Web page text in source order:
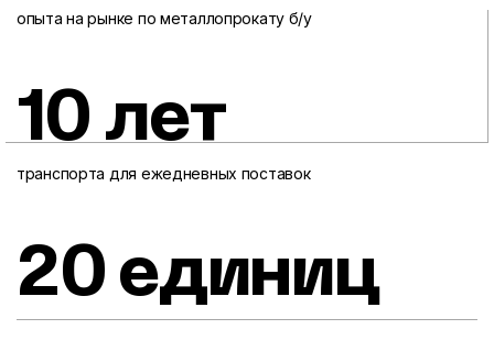
опыта на рынке по металлопрокату б/у
10 лет
транспорта для ежедневных поставок
20 единиц